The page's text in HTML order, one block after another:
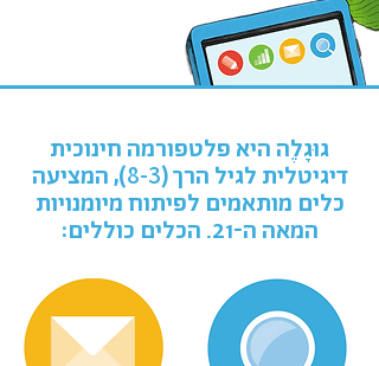
גוּגָלֶה היא פלטפורמה חינוכית
דיגיטלית לגיל הרך (8-3), המציעה
כלים מותאמים לפיתוח מיומנויות
המאה ה-21. הכלים כוללים: